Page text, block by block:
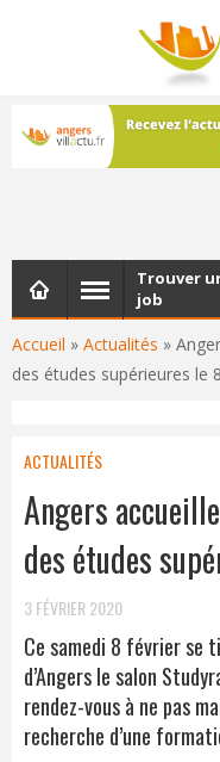
Les dernières
Accueil » Actualités »
des études supérieures le
Trouver
job
ACTUALITÉS
Angers
des études
3 FÉVRIER 2020
Ce samedi 8 février se
d’Angers le salon
rendez-vous à ne pas
recherche d’une